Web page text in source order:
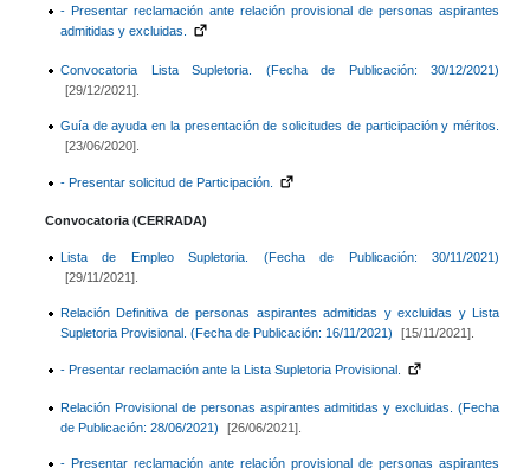
- Presentar reclamación ante relación provisional de personas aspirantes
admitidas y excluidas.
Convocatoria Lista Supletoria. (Fecha de Publicación: 30/12/2021)
[29/12/2021].
Guía de ayuda en la presentación de solicitudes de participación y méritos.
[23/06/2020].
- Presentar solicitud de Participación.
Convocatoria (CERRADA)
Lista de Empleo Supletoria. (Fecha de Publicación: 30/11/2021)
[29/11/2021].
Relación Definitiva de personas aspirantes admitidas y excluidas y Lista
Supletoria Provisional. (Fecha de Publicación: 16/11/2021)
[15/11/2021].
- Presentar reclamación ante la Lista Supletoria Provisional.
Relación Provisional de personas aspirantes admitidas y excluidas. (Fecha
de Publicación: 28/06/2021)
[26/06/2021].
- Presentar reclamación ante relación provisional de personas aspirantes